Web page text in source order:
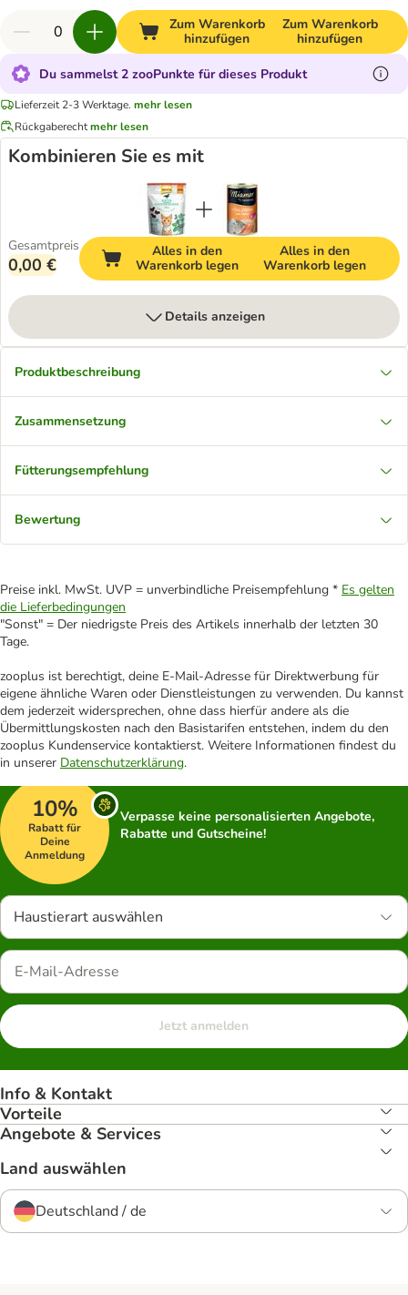
Zum Warenkorb
hinzufügen
Zum Warenkorb
hinzufügen
Du sammelst 2 zooPunkte für dieses Produkt
Lieferzeit 2-3 Werktage. mehr lesen
Rückgaberechtmehr lesen
Kombinieren Sie es mit
Gesamtpreis
0,00 €
Alles in den
Warenkorb legen
Alles in den
Warenkorb legen
Details anzeigen
Produktbeschreibung
Zusammensetzung
Fütterungsempfehlung
Bewertung
Preise inkl. MwSt. UVP = unverbindliche Preisempfehlung * Es gelten
die Lieferbedingungen
"Sonst" = Der niedrigste Preis des Artikels innerhalb der letzten 30
Tage.
zooplus ist berechtigt, deine E-Mail-Adresse für Direktwerbung für
eigene ähnliche Waren oder Dienstleistungen zu verwenden. Du kannst
dem jederzeit widersprechen, ohne dass hierfür andere als die
Übermittlungskosten nach den Basistarifen entstehen, indem du den
zooplus Kundenservice kontaktierst. Weitere Informationen findest du
in unserer Datenschutzerklärung.
10%
Rabatt für
Deine
Anmeldung
Verpasse keine personalisierten Angebote,
Rabatte und Gutscheine!
Haustierart auswählen
Jetzt anmelden
Info & Kontakt
Vorteile
Angebote & Services
Land auswählen
Deutschland / de